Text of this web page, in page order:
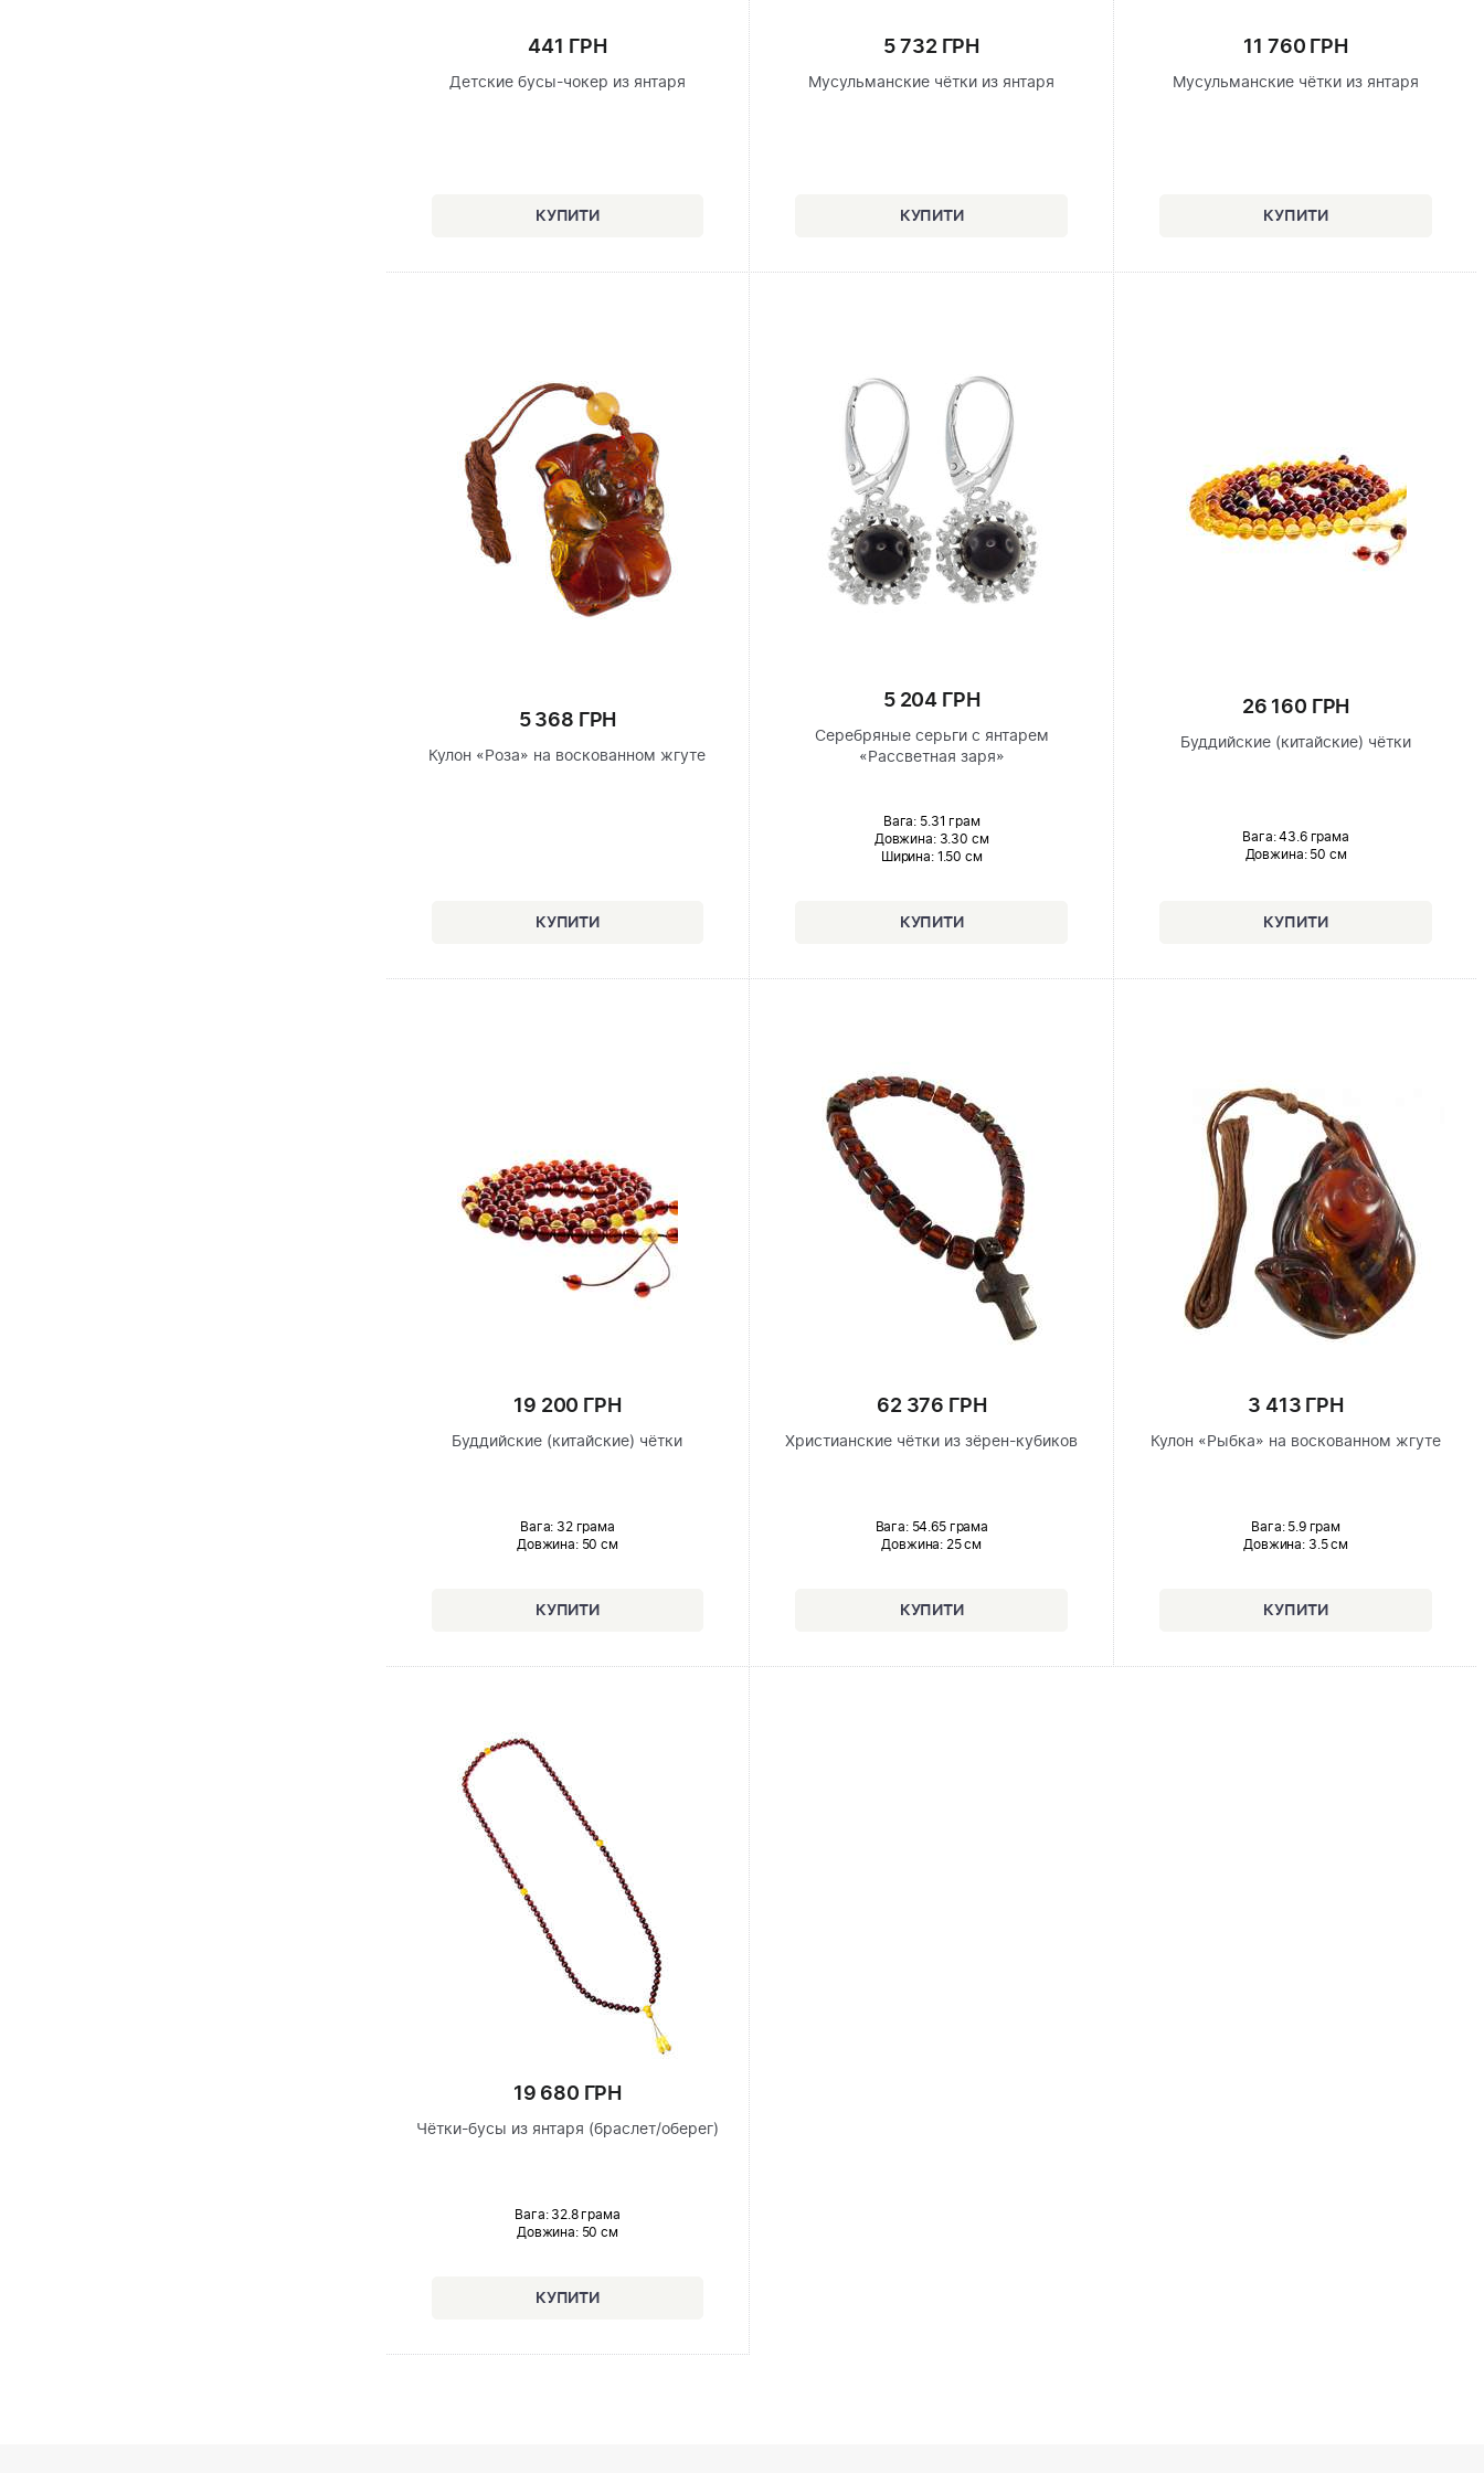
441 ГРН
Детские бусы-чокер из янтаря
5 732 ГРН
Мусульманские чётки из янтаря
11 760 ГРН
Мусульманские чётки из янтаря
5 368 ГРН
Кулон «Роза» на воскованном жгуте
5 204 ГРН
Серебряные серьги с янтарем
«Рассветная заря»
Вага: 5.31 грам
Довжина:3.30 см
Ширина: 1.50 см
26 160 ГРН
Буддийские (китайские) чётки
Вага: 43.6 грама
Довжина:50 см
19 200 ГРН
Буддийские (китайские) чётки
Вага: 32 грама
Довжина:50 см
62 376 ГРН
Христианские чётки из зёрен-кубиков
Вага: 54.65 грама
Довжина: 25 см
3 413 ГРН
Кулон «Рыбка» на воскованном жгуте
Вага: 5.9 грам
Довжина: 3.5 см
19 680 ГРН
Чётки-бусы из янтаря (браслет/оберег)
Вага: 32.8 грама
Довжина:50 см